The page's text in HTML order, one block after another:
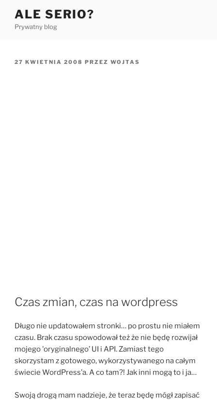
treści
ALE SERIO?
Prywatny blog
OPUBLIKOWANE
27 KWIETNIA 2008 PRZEZ WOJTAS
Czas zmian, czas na wordpress
Długo nie updatowałem stronki… po prostu nie miałem
czasu. Brak czasu spowodował też że nie będę rozwijał
mojego 'oryginalnego’ UI i API. Zamiast tego
skorzystam z gotowego, wykorzystywanego na całym
świecie WordPress’a. A co tam?! Jak inni mogą to i ja…
Swoją drogą mam nadzieje, że teraz będę mógł zapisać